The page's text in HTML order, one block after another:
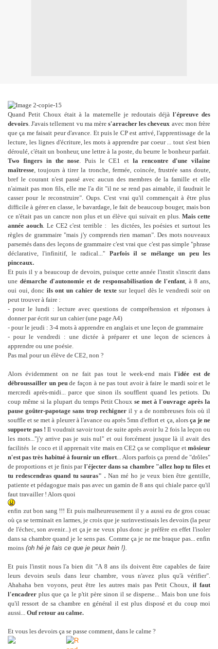
Quand Petit Choux était à la maternelle je redoutais déjà l'épreuve des
devoirs. J'avais tellement vu ma mères'arracher les cheveux avec mon frère
que ça me faisait peur d'avance. Et puis le CP est arrivé, l'apprentissage de la
lecture, les lignes d'écriture, les mots à apprendre par coeur ... tout s'est bien
déroulé, c'était un bonheur, une lettre à la poste, du beurre le bonheur parfait.
Two fingers in the nose. Puis le CE1 et la rencontre d'une vilaine
maîtresse, toujours à tirer la tronche, fermée, coincée, frustrée sans doute,
bref le courant n'est passé avec aucun des membres de la famille et elle
n'aimait pas mon fils, elle me l'a dit "il ne se rend pas aimable, il faudrait le
casser pour le reconstruire". Oups. C'est vrai qu'il commençait à être plus
difficile à gérer en classe, le bavardage, le fait de beaucoup bouger, mais bon
ce n'était pas un cancre non plus et un élève qui suivait en plus.Mais cette
année aouch. Le CE2 c'est terrible : les dictées, les poésies et surtout les
règles de grammaire "mais j'y comprends rien maman". Des mots nouveaux
parsemés dans des leçons de grammaire c'est vrai que c'est pas simple "phrase
déclarative, l'infinitif, le radical..." Parfois il se mélange un peu les
pinceaux.
Et puis il y a beaucoup de devoirs, puisque cette année l'instit s'inscrit dans
une démarche d'autonomie et de responsabilisation de l'enfant, à 8 ans,
oui oui, donc ils ont un cahier de textesur lequel dès le vendredi soir on
peut trouver à faire :
- pour le lundi : lecture avec questions de compréhension et réponses à
donner par écrit sur un cahier (une page A4)
- pour le jeudi : 3-4 mots à apprendre en anglais et une leçon de grammaire
- pour le vendredi : une dictée à préparer et une leçon de sciences à
apprendre ou une poésie.
Pas mal pour un élève de CE2, non ?
Alors évidemment on ne fait pas tout le week-end maisl'idée est de
débroussailler un peude façon à ne pas tout avoir à faire le mardi soir et le
mercredi après-midi... parce que sinon ils soufflent quand les petiots. Du
coup même si la plupart du temps Petit Chouxse met à l'ouvrage après la
pause goûter-papotage sans trop rechigner il y a de nombreuses fois où il
souffle et se met à pleurer à l'avance ou après 5mn d'effort et ça, alors ça je ne
supporte pas ! Il voudrait savoir tout de suite après avoir lu 2 fois la leçon ou
les mots..."j'y arrive pas je suis nul" et oui forcément jusque là il avait des
facilités le coco et il apprenait vite mais en CE2 ça se complique et môsieur
n'est pas très habitué à fournir un effort... Alors parfois ça prend de "drôles"
de proportions et je finis par l'éjecter dans sa chambre "allez hop tu files et
tu redescendras quand tu sauras" . Nan mé ho je veux bien être gentille,
patiente et pédagogue mais pas avec un gamin de 8 ans qui chiale parce qu'il
faut travailler ! Alors quoi
enfin zut bon sang !!! Et puis malheureusement il y a aussi eu de gros couac
où ça se terminait en larmes, je crois que je surinvestissais les devoirs (la peur
de l'échec, son avenir...) et ça je ne veux plus donc je préfère en effet l'isoler
dans sa chambre quand je le sens pas. Comme ça je ne me braque pas... enfin
moins (oh hé je fais ce que je peux hein !)
Et puis l'instit nous l'a bien dit "A 8 ans ils doivent être capables de faire
leurs devoirs seuls dans leur chambre, vous n'avez plus qu'à vérifier".
Ahahaha ben voyons, peut être les autres mais pas Petit Choux, il faut
l'encadrer plus que ça le p'tit père sinon il se disperse... Mais bon une fois
qu'il ressort de sa chambre en général il est plus disposé et du coup moi
aussi... Ouf retour au calme.
Et vous les devoirs ça se passe comment, dans le calme ?